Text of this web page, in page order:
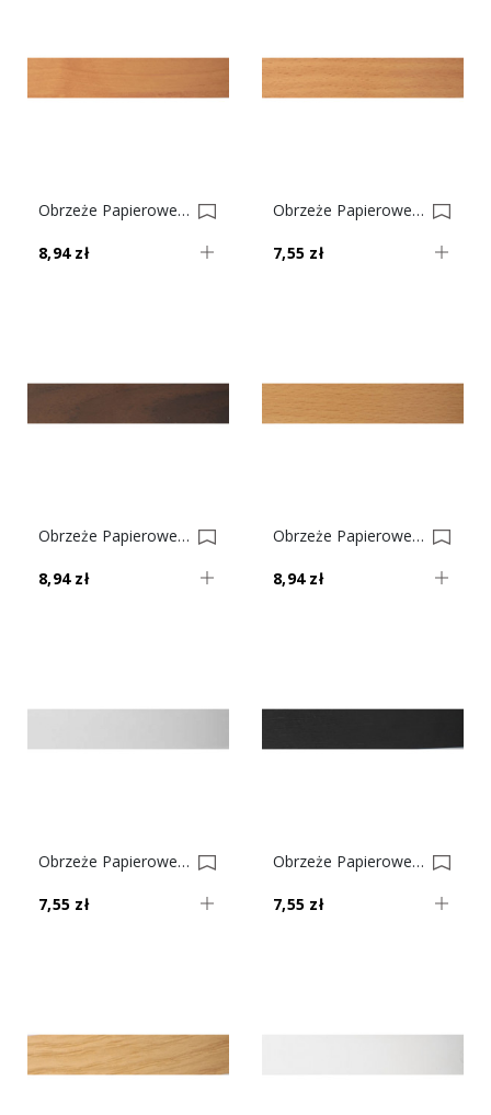
Obrzeże Papierowe Z Klejem Olcha Górska Nr 37 0001603-0001629
8,94 zł
Obrzeże Papierowe Z Klejem Buk Ciemny Nr 34 0001601-0001627
7,55 zł
Obrzeże Papierowe Z Klejem Orzech Kanada Nr 22 0001599-0001625
8,94 zł
Obrzeże Papierowe Z Klejem Buk Nr 14 0001597-0001621
8,94 zł
Obrzeże Papierowe Z Klejem Popiel Nr 10 0001596-0001620
7,55 zł
Obrzeże Papierowe Z Klejem Czarne Nr 8 0001595-0001619
7,55 zł